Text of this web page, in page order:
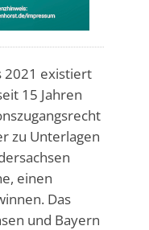
2021 existiert
15 Jahren
zu Unterlagen
einen
Das
und Bayern